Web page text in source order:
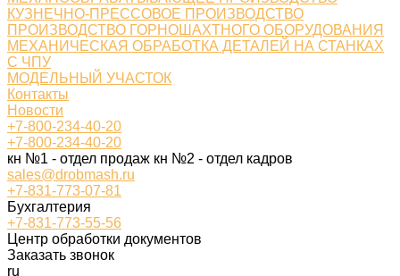
КУЗНЕЧНО-ПРЕССОВОЕ ПРОИЗВОДСТВО
ПРОИЗВОДСТВО ГОРНОШАХТНОГО ОБОРУДОВАНИЯ
МЕХАНИЧЕСКАЯ ОБРАБОТКА ДЕТАЛЕЙ НА СТАНКАХ
С ЧПУ
МОДЕЛЬНЫЙ УЧАСТОК
Контакты
Новости
+7-800-234-40-20
+7-800-234-40-20
кн №1 - отдел продаж кн №2 - отдел кадров
sales@drobmash.ru
+7-831-773-07-81
Бухгалтерия
+7-831-773-55-56
Центр обработки документов
Заказать звонок
ru